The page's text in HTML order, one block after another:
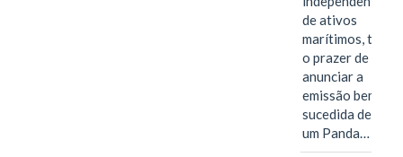
de ativos
marítimos, tem
o prazer de
anunciar a
emissão bem-
sucedida de
um Panda…